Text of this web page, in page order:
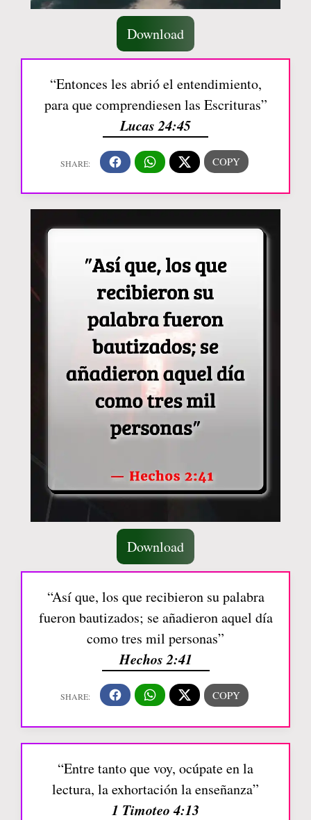
Download
“Entonces les abrió el entendimiento,
para que comprendiesen las Escrituras”
Lucas 24:45
Download
“Así que, los que recibieron su palabra
fueron bautizados; se añadieron aquel día
como tres mil personas”
Hechos 2:41
“Entre tanto que voy, ocúpate en la
lectura, la exhortación la enseñanza”
1 Timoteo 4:13